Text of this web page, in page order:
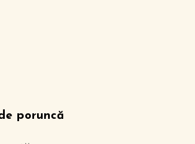
poruncă